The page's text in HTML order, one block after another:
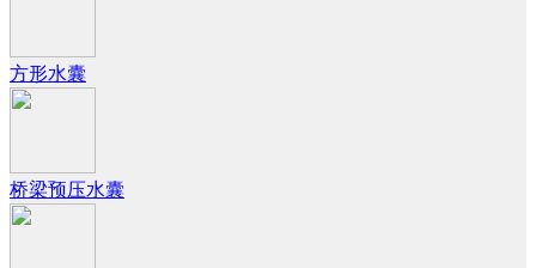
方形水囊
桥梁预压水囊